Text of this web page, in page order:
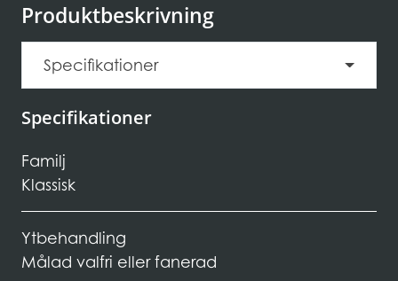
Produktbeskrivning
Specifikationer
Specifikationer
Familj
Klassisk
Ytbehandling
Målad valfri eller fanerad